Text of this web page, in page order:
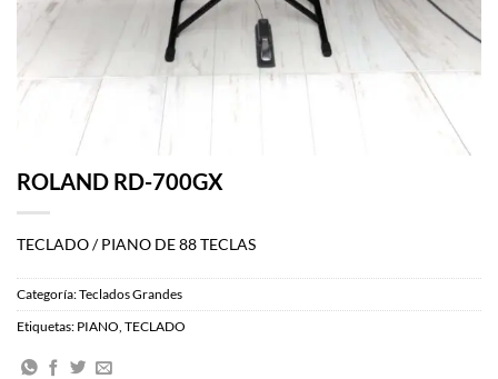
ROLAND RD-700GX
TECLADO / PIANO DE 88 TECLAS
Categoría:Teclados Grandes
Etiquetas: PIANO TECLADO